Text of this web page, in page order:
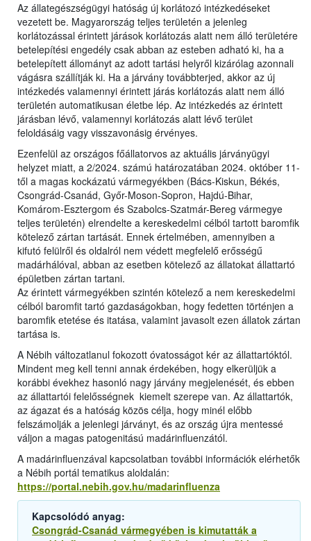
Az állategészségügyi hatóság új korlátozó intézkedéseket
vezetett be. Magyarország teljes területén a jelenleg
korlátozással érintett járások korlátozás alatt nem álló területére
betelepítési engedély csak abban az esteben adható ki, ha a
betelepített állományt az adott tartási helyről kizárólag azonnali
vágásra szállítják ki. Ha a járvány továbbterjed, akkor az új
intézkedés valamennyi érintett járás korlátozás alatt nem álló
területén automatikusan életbe lép. Az intézkedés az érintett
járásban lévő, valamennyi korlátozás alatt lévő terület
feloldásáig vagy visszavonásig érvényes.
Ezenfelül az országos főállatorvos az aktuális járványügyi
helyzet miatt, a 2/2024. számú határozatában 2024. október 11-
től a magas kockázatú vármegyékben (Bács-Kiskun, Békés,
Csongrád-Csanád, Győr-Moson-Sopron, Hajdú-Bihar,
Komárom-Esztergom és Szabolcs-Szatmár-Bereg vármegye
teljes területén) elrendelte a kereskedelmi célból tartott baromfik
kötelező zártan tartását. Ennek értelmében, amennyiben a
kifutó felülről és oldalról nem védett megfelelő erősségű
madárhálóval, abban az esetben kötelező az állatokat állattartó
épületben zártan tartani.
Az érintett vármegyékben szintén kötelező a nem kereskedelmi
célból baromfit tartó gazdaságokban, hogy fedetten történjen a
baromfik etetése és itatása, valamint javasolt ezen állatok zártan
tartása is.
A Nébih változatlanul fokozott óvatosságot kér az állattartóktól.
Mindent meg kell tenni annak érdekében, hogy elkerüljük a
korábbi évekhez hasonló nagy járvány megjelenését, és ebben
az állattartói felelősségnek kiemelt szerepe van. Az állattartók,
az ágazat és a hatóság közös célja, hogy minél előbb
felszámolják a jelenlegi járványt, és az ország újra mentessé
váljon a magas patogenitású madárinfluenzától.
A madárinfluenzával kapcsolatban további információk elérhetők
a Nébih portál tematikus aloldalán:
https://portal.nebih.gov.hu/madarinfluenza
Kapcsolódó anyag:
Csongrád-Csanád vármegyében is kimutatták a